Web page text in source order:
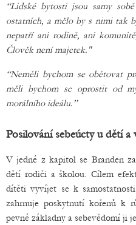
“Lidské bytosti jsou samy
ostatních, a mělo by s nimi tak
nepatří ani rodině, ani
Člověk není majetek."
“Neměli bychom se obětovat
měli bychom se oprostit od
morálního ideálu.”
Posilování sebeúcty u dětí a
V jedné z kapitol se Branden
dětí rodiči a školou. Cílem
dítěti vyvíjet se k
zahrnuje poskytnutí kořenů k
pevné základny a sebevědomí ji